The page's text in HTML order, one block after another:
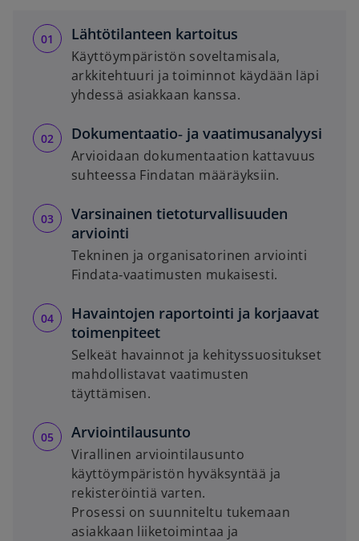
Lähtötilanteen kartoitus
Käyttöympäristön soveltamisala,
arkkitehtuuri ja toiminnot käydään läpi
yhdessä asiakkaan kanssa.
Dokumentaatio‑ ja vaatimusanalyysi
Arvioidaan dokumentaation kattavuus
suhteessa Findatan määräyksiin.
Varsinainen tietoturvallisuuden
arviointi
Tekninen ja organisatorinen arviointi
Findata‑vaatimusten mukaisesti.
Havaintojen raportointi ja korjaavat
toimenpiteet
Selkeät havainnot ja kehityssuositukset
mahdollistavat vaatimusten
täyttämisen.
Arviointilausunto
Virallinen arviointilausunto
käyttöympäristön hyväksyntää ja
rekisteröintiä varten.
Prosessi on suunniteltu tukemaan
asiakkaan liiketoimintaa ja